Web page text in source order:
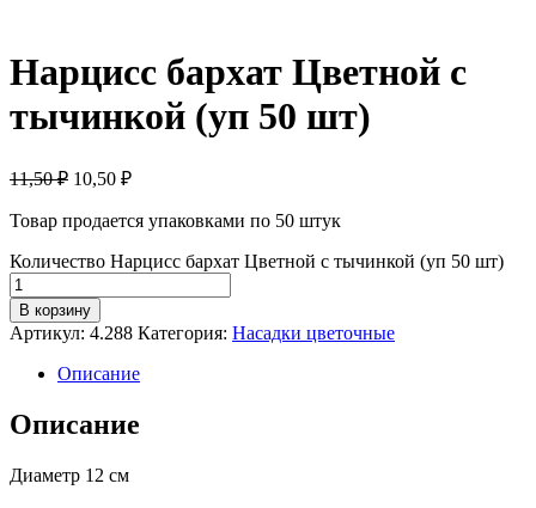
Нарцисс бархат Цветной с
тычинкой (уп 50 шт)
11,50 ₽ 10,50 ₽
Товар продается упаковками по 50 штук
Количество Нарцисс бархат Цветной с тычинкой (уп 50 шт)
В корзину
Артикул: 4.288 Категория: Насадки цветочные
Описание
Описание
Диаметр 12 см